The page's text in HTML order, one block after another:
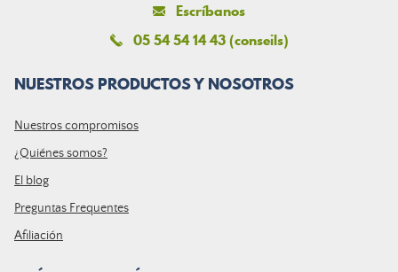
Escríbanos
05 54 54 14 43 (conseils)
NUESTROS PRODUCTOS Y NOSOTROS
Nuestros compromisos
¿Quiénes somos?
El blog
Preguntas Frequentes
Afiliación